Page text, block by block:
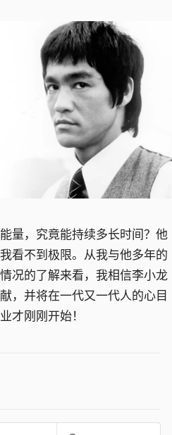
，究竟能持续多长时间？他
看不到极限。从我与他多年的
况的了解来看，我相信李小龙
，并将在一代又一代人的心目
才刚刚开始！